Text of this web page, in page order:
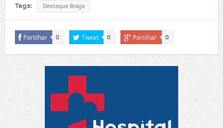
Tags: Destaque Braga
Partilhar 0 Tweet 0 Partilhar 0